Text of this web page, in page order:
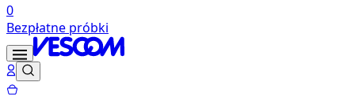
0
Bezpłatne próbki